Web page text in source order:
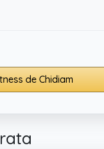
de Chidiam